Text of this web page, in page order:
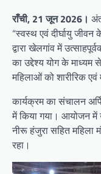
राँची, 21 जून 2026।
“स्वस्थ एवं दीर्घायु
द्वारा खेलगांव में
का उद्देश्य योग के माध्यम
महिलाओं को शारीरिक
कार्यक्रम का संचालन
में किया गया। आयोजन में
नीरू हंजुरा सहित
रहा।